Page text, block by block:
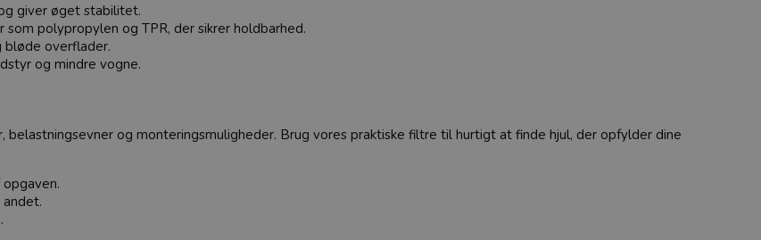
giver øget stabilitet.
som polypropylen og TPR, der sikrer holdbarhed.
bløde overflader.
og mindre vogne.
og monteringsmuligheder. Brug vores praktiske filtre til hurtigt at finde hjul, der opfylder dine